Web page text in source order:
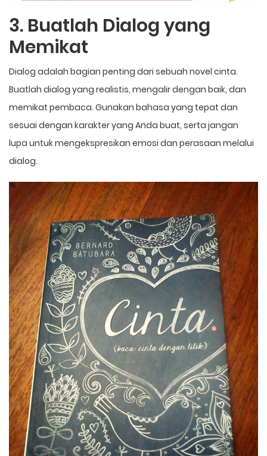
3. Buatlah Dialog yang
Memikat
Dialog adalah bagian penting dari sebuah novel cinta.
Buatlah dialog yang realistis, mengalir dengan baik, dan
memikat pembaca. Gunakan bahasa yang tepat dan
sesuai dengan karakter yang Anda buat, serta jangan
lupa untuk mengekspresikan emosi dan perasaan melalui
dialog.